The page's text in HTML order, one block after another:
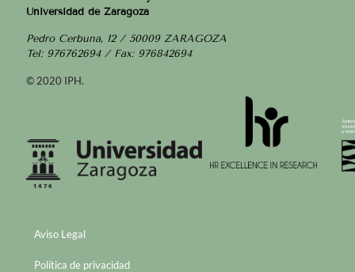
Universidad de Zaragoza
Pedro Cerbuna, 12 / 50009 ZARAGOZA
Tel: 976762694 / Fax: 976842694
© 2020 IPH.
Aviso Legal
Política de privacidad